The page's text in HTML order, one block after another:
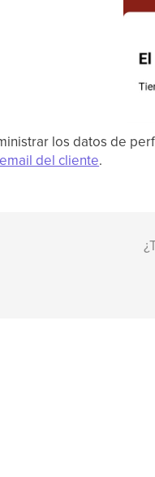
los datos de
del cliente.